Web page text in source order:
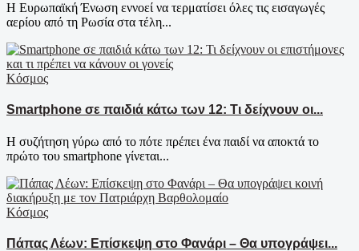
Η Ευρωπαϊκή Ένωση εννοεί να τερματίσει όλες τις εισαγωγές
αερίου από τη Ρωσία στα τέλη...
Κόσμος
Smartphone σε παιδιά κάτω των 12: Τι δείχνουν οι...
Η συζήτηση γύρω από το πότε πρέπει ένα παιδί να αποκτά το
πρώτο του smartphone γίνεται...
Κόσμος
Πάπας Λέων: Επίσκεψη στο Φανάρι – Θα υπογράψει...